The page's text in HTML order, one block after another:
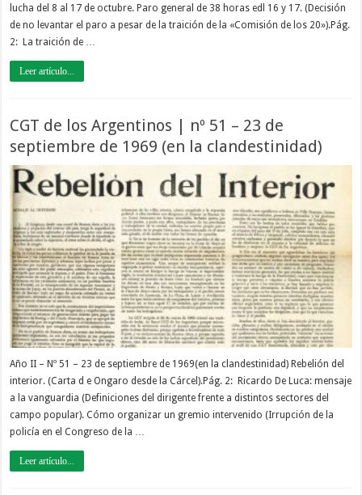
lucha del 8 al 17 de octubre. Paro general de 38 horas edl 16 y 17. (Decisión
de no levantar el paro a pesar de la traición de la «Comisión de los 20»).Pág.
2: La traición de …
Leer artículo...
CGT de los Argentinos | nº 51 – 23 de
septiembre de 1969 (en la clandestinidad)
Año II – Nº 51 – 23 de septiembre de 1969(en la clandestinidad) Rebelión del
interior. (Carta d e Ongaro desde la Cárcel).Pág. 2: Ricardo De Luca: mensaje
a la vanguardia (Definiciones del dirigente frente a distintos sectores del
campo popular). Cómo organizar un gremio intervenido (Irrupción de la
policía en el Congreso de la …
Leer artículo...